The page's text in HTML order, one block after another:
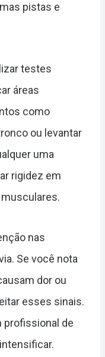
pistas e
testes
áreas
como
ou levantar
uma
rigidez em
nas
Se você nota
dor ou
esses sinais.
profissional de